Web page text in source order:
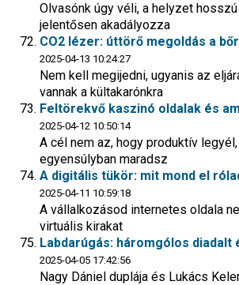
Olvasónk úgy véli, a helyzet
jelentősen akadályozza
CO2 lézer: úttörő megoldás a
2025-04-13 10:24:27
Nem kell megijedni, ugyanis az
vannak a kültakarónkra
Feltörekvő kaszinó oldalak és
2025-04-12 10:50:14
A cél nem az, hogy produktív
egyensúlyban maradsz
A digitális tükör: mit mond el
2025-04-11 10:59:18
A vállalkozásod internetes oldala
virtuális kirakat
Labdarúgás: háromgólos
2025-04-05 17:42:56
Nagy Dániel duplája és Lukács